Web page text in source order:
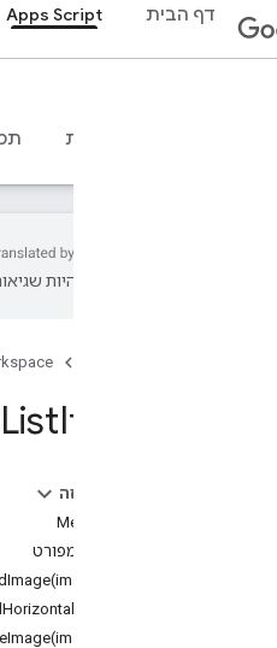
דף הבית Apps Script
דוגמיות
עשויות להיות
Item
בדף הזה
Methods
תיעוד מפורט